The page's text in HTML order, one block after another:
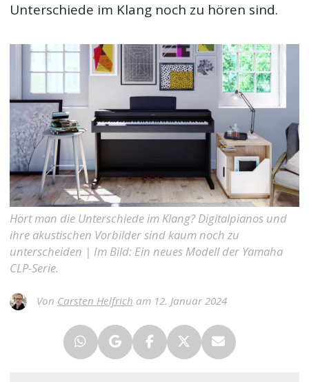
Unterschiede im Klang noch zu hören sind.
Hört man die Unterschiede im Klang? Digitalpianos und
ihre akustischen Vorbilder sind kaum noch zu
unterscheiden | Im Bild: Ein neues Modell der Yamaha
CLP-Serie.
Von Carsten Helfrich am 12. Januar 2024